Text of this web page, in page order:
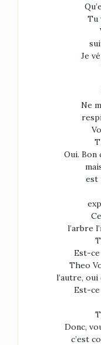
Tu
Je
Ne
Oui. Bon
est
l’arbre
Est-
Theo
l’autre, oui
Est-
Donc,
c’est